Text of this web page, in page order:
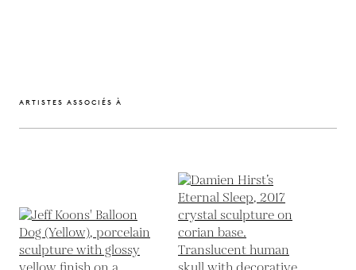
ARTISTES ASSOCIÉS À